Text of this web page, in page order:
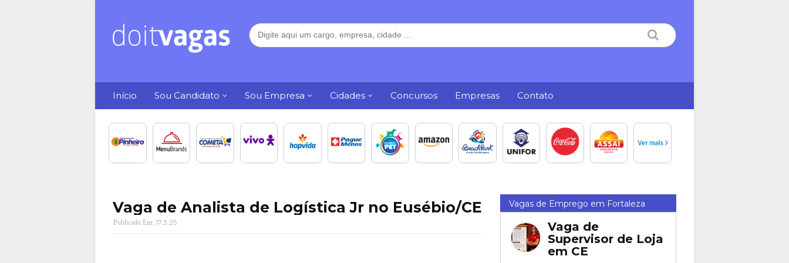
Início Sou Candidato Sou Empresa Cidades Concursos Empresas Contato
Vaga de Analista de Logística Jr no Eusébio/CE
17.3.25
Vagas de Emprego em Fortaleza
Vaga de
Supervisor de Loja
em CE